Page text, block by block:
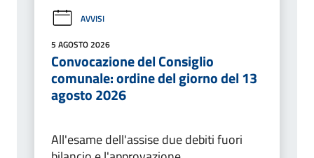
AVVISI
5 AGOSTO 2026
Convocazione del Consiglio
comunale: ordine del giorno del 13
agosto 2026
All'esame dell'assise due debiti fuori